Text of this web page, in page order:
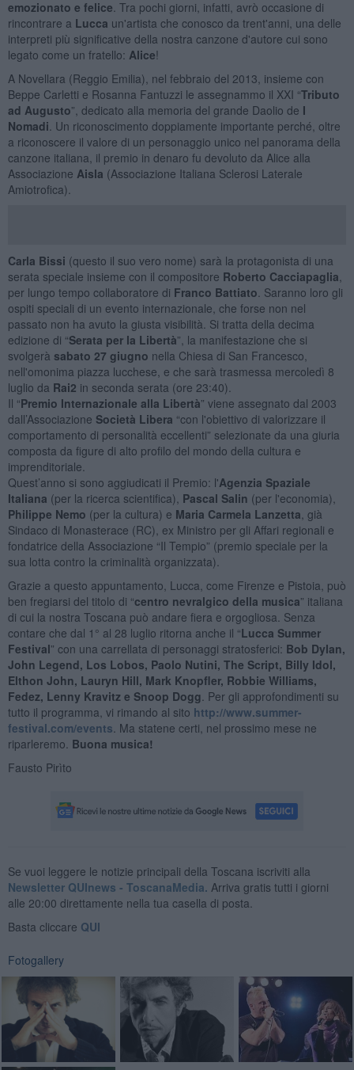
emozionato e felice . Tra pochi giorni, infatti, avrò occasione di
rincontrare a Lucca un'artista che conosco da trent'anni, una delle
interpreti più significative della nostra canzone d'autore cui sono
legato come un fratello: Alice!
A Novellara (Reggio Emilia), nel febbraio del 2013, insieme con
Beppe Carletti e Rosanna Fantuzzi le assegnammo il XXI “Tributo
ad Augusto”, dedicato alla memoria del grande Daolio de I
Nomadi . Un riconoscimento doppiamente importante perché, oltre
a riconoscere il valore di un personaggio unico nel panorama della
canzone italiana, il premio in denaro fu devoluto da Alice alla
Associazione Aisla (Associazione Italiana Sclerosi Laterale
Amiotrofica).
Carla Bissi (questo il suo vero nome) sarà la protagonista di una
serata speciale insieme con il compositore Roberto Cacciapaglia
per lungo tempo collaboratore di Franco Battiato . Saranno loro gli
ospiti speciali di un evento internazionale, che forse non nel
passato non ha avuto la giusta visibilità. Si tratta della decima
edizione di “Serata per la Libertà”, la manifestazione che si
svolgerà sabato 27 giugno nella Chiesa di San Francesco,
nell'omonima piazza lucchese, e che sarà trasmessa mercoledì 8
luglio da Rai2 in seconda serata (ore 23:40).
Il “Premio Internazionale alla Libertà” viene assegnato dal 2003
dall’Associazione Società Libera “con l'obiettivo di valorizzare il
comportamento di personalità eccellenti” selezionate da una giuria
composta da figure di alto profilo del mondo della cultura e
imprenditoriale.
Quest’anno si sono aggiudicati il Premio: l'Agenzia Spaziale
Italiana (per la ricerca scientifica), Pascal Salin (per l'economia),
Philippe Nemo (per la cultura) e Maria Carmela Lanzetta , già
Sindaco di Monasterace (RC), ex Ministro per gli Affari regionali e
fondatrice della Associazione “Il Tempio” (premio speciale per la
sua lotta contro la criminalità organizzata).
Grazie a questo appuntamento, Lucca, come Firenze e Pistoia, può
ben fregiarsi del titolo di “centro nevralgico della musica” italiana
di cui la nostra Toscana può andare fiera e orgogliosa. Senza
contare che dal 1° al 28 luglio ritorna anche il “Lucca Summer
Festival” con una carrellata di personaggi stratosferici: Bob Dylan,
John Legend, Los Lobos, Paolo Nutini, The Script, Billy Idol,
Elthon John, Lauryn Hill, Mark Knopfler, Robbie Williams,
Fedez, Lenny Kravitz e Snoop Dogg . Per gli approfondimenti su
tutto il programma, vi rimando al sito http://www.summer-
festival.com/events . Ma statene certi, nel prossimo mese ne
riparleremo. Buona musica!
Fausto Pirìto
Se vuoi leggere le notizie principali della Toscana iscriviti alla
Newsletter QUInews - ToscanaMedia. Arriva gratis tutti i giorni
alle 20:00 direttamente nella tua casella di posta.
Basta cliccare QUI
Fotogallery